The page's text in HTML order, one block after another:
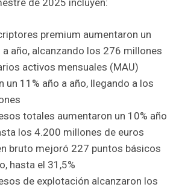
de 2025 incluyen:
premium aumentaron un
a año, alcanzando los 276 millones
activos mensuales (MAU)
un 11% año a año, llegando a los
totales aumentaron un 10% año
los 4.200 millones de euros
bruto mejoró 227 puntos básicos
hasta el 31,5%
de explotación alcanzaron los